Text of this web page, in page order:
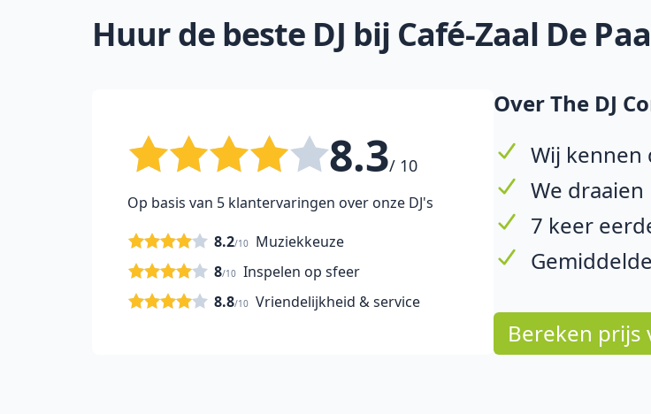
Huur de beste DJ bij Café-Zaal De
8.3/ 10
Op basis van 5 klantervaringen over onze DJ's
Muziekkeuze
8.2/10
Inspelen op sfeer
8/10
Vriendelijkheid & service
8.8/10
Over The DJ
Wij kennen
We
7 keer
Bereken prijs